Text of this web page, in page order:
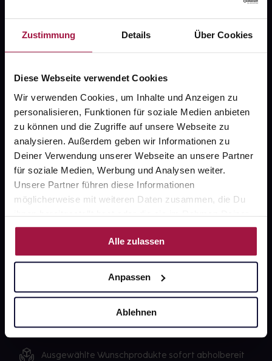
Zustimmung Details Über Cookies
Diese Webseite verwendet Cookies
Wir verwenden Cookies, um Inhalte und Anzeigen zu
personalisieren, Funktionen für soziale Medien anbieten
zu können und die Zugriffe auf unsere Webseite zu
analysieren. Außerdem geben wir Informationen zu
Deiner Verwendung unserer Webseite an unsere Partner
für soziale Medien, Werbung und Analysen weiter.
Unsere Partner führen diese Informationen
möglicherweise mit weiteren Daten zusammen, die Du
ihnen bereitgestellt hast oder die sie im Rahmen Deiner
Nutzung der Dienste gesammelt haben.
Alle zulassen
Anpassen
Ablehnen
gesund.de
Über uns
Karriere
Newsletter
Barrierefreiheitserklärung
PAYBACK
gesund-versorger.de
AGB
Unsere Vorteile
Ausgewählte Wunschprodukte sofort abholbereit